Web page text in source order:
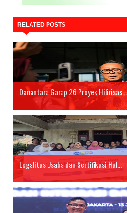
RELATED POSTS
Danantara Garap 26 Proyek Hilirisas...
Legalitas Usaha dan Sertifikasi Hal...